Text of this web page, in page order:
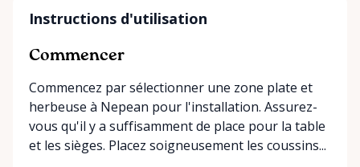
Instructions d'utilisation
Commencer
Commencez par sélectionner une zone plate et
herbeuse à Nepean pour l'installation. Assurez-
vous qu'il y a suffisamment de place pour la table
et les sièges. Placez soigneusement les coussins...